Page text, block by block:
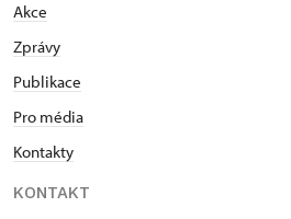
Akce
Zprávy
Publikace
Pro média
Kontakty
KONTAKT